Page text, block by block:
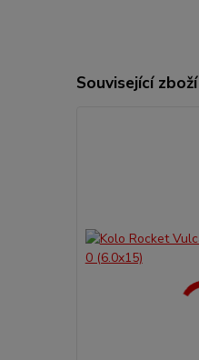
Související zboží